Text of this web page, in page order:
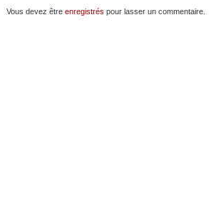
Vous devez être enregistrés pour lasser un commentaire.